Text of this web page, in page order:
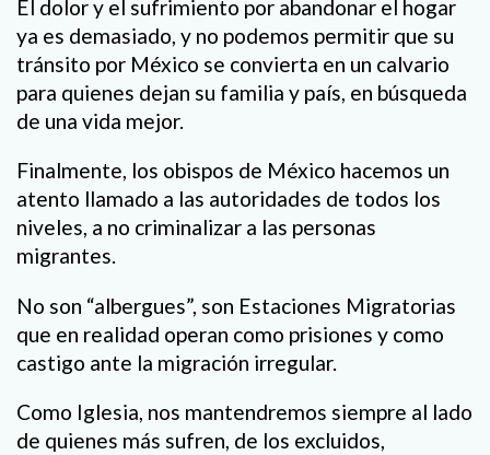
El dolor y el sufrimiento por abandonar el hogar
ya es demasiado, y no podemos permitir que su
tránsito por México se convierta en un calvario
para quienes dejan su familia y país, en búsqueda
de una vida mejor.
Finalmente, los obispos de México hacemos un
atento llamado a las autoridades de todos los
niveles, a no criminalizar a las personas
migrantes.
No son “albergues”, son Estaciones Migratorias
que en realidad operan como prisiones y como
castigo ante la migración irregular.
Como Iglesia, nos mantendremos siempre al lado
de quienes más sufren, de los excluidos,